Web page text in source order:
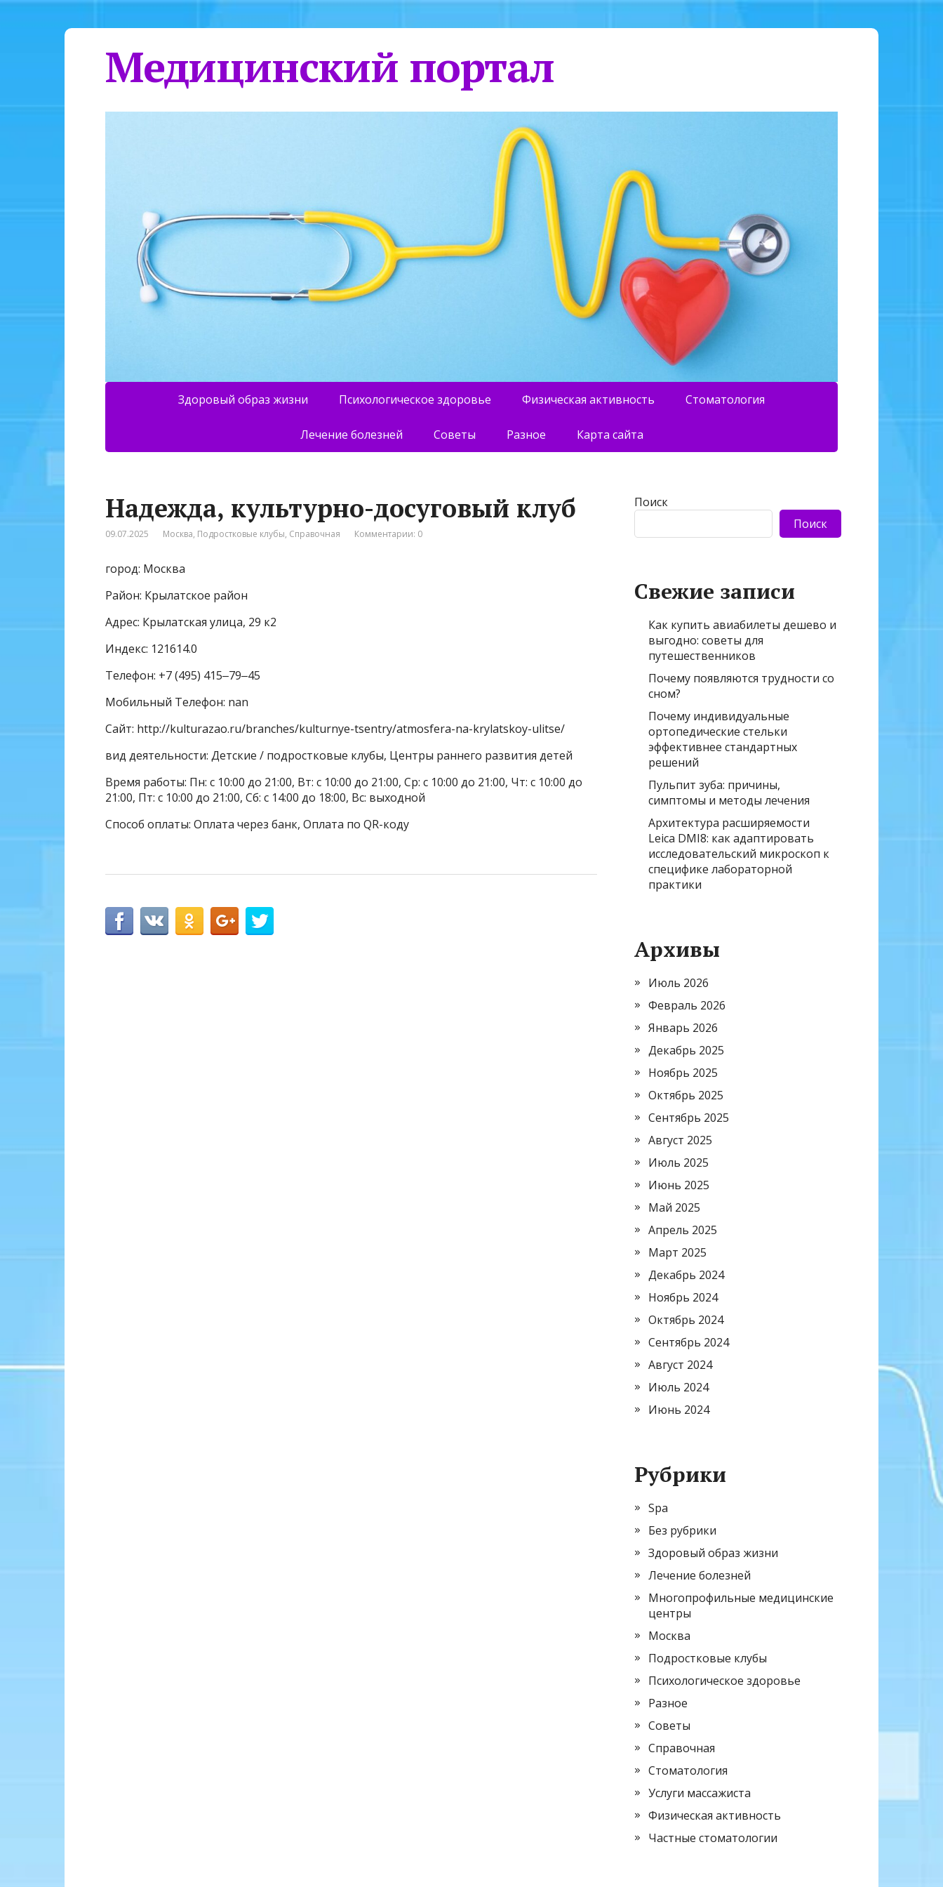
Медицинский портал
Здоровый образ жизни Психологическое здоровье Физическая активность Стоматология
Лечение болезней Советы Разное Карта сайта
Надежда, культурно-досуговый клуб
09.07.2025 Москва, Подростковые клубы, Справочная Комментарии: 0
город: Москва
Район: Крылатское район
Адрес: Крылатская улица, 29 к2
Индекс: 121614.0
Телефон: +7 (495) 415‒79‒45
Мобильный Телефон: nan
Сайт: http://kulturazao.ru/branches/kulturnye-tsentry/atmosfera-na-krylatskoy-ulitse/
вид деятельности: Детские / подростковые клубы, Центры раннего развития детей
Время работы: Пн: с 10:00 до 21:00, Вт: с 10:00 до 21:00, Ср: с 10:00 до 21:00, Чт: с 10:00 до
21:00, Пт: с 10:00 до 21:00, Сб: с 14:00 до 18:00, Вс: выходной
Способ оплаты: Оплата через банк, Оплата по QR-коду
Поиск
Поиск
Свежие записи
Как купить авиабилеты дешево и
выгодно: советы для
путешественников
Почему появляются трудности со
сном?
Почему индивидуальные
ортопедические стельки
эффективнее стандартных
решений
Пульпит зуба: причины,
симптомы и методы лечения
Архитектура расширяемости
Leica DMI8: как адаптировать
исследовательский микроскоп к
специфике лабораторной
практики
Архивы
Июль 2026
Февраль 2026
Январь 2026
Декабрь 2025
Ноябрь 2025
Октябрь 2025
Сентябрь 2025
Август 2025
Июль 2025
Июнь 2025
Май 2025
Апрель 2025
Март 2025
Декабрь 2024
Ноябрь 2024
Октябрь 2024
Сентябрь 2024
Август 2024
Июль 2024
Июнь 2024
Рубрики
Spa
Без рубрики
Здоровый образ жизни
Лечение болезней
Многопрофильные медицинские
центры
Москва
Подростковые клубы
Психологическое здоровье
Разное
Советы
Справочная
Стоматология
Услуги массажиста
Физическая активность
Частные стоматологии